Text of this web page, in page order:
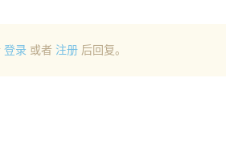
登录 或者 注册 后回复。